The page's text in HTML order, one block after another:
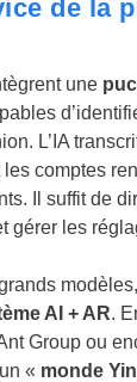
de la
une
L’IA
comptes
Il suffit de
gérer les
AI + AR.
Group ou
« monde